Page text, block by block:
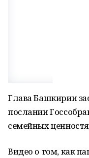
Глава Башкирии
послании
семейных
Видео о том, как